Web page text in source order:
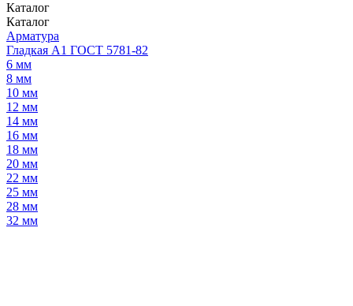
Каталог
Каталог
Арматура
Гладкая А1 ГОСТ 5781-82
6 мм
8 мм
10 мм
12 мм
14 мм
16 мм
18 мм
20 мм
22 мм
25 мм
28 мм
32 мм